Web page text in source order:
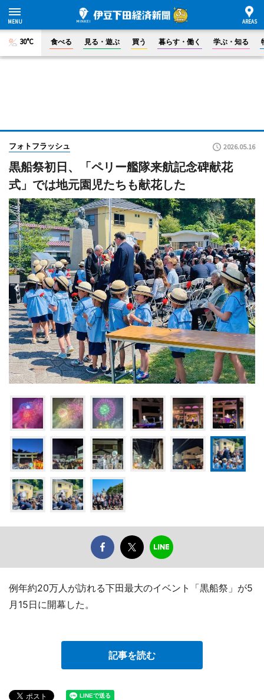
30°C 食べる 見る・遊ぶ 買う 暮らす・働く 学ぶ・知る
フォトフラッシュ 2026.05.16
黒船祭初日、「ペリー艦隊来航記念碑献花
式」では地元園児たちも献花した
例年約20万人が訪れる下田最大のイベント「黒船祭」が5
月15日に開幕した。
記事を読む